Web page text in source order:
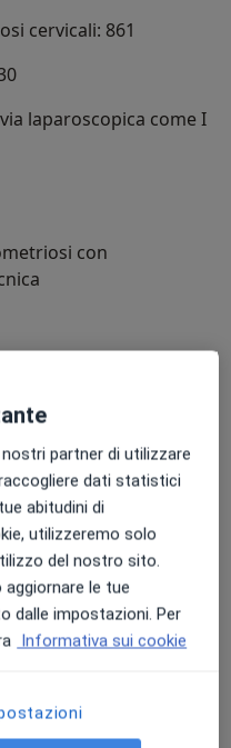
cervicali: 861
laparoscopica come I
con
22
partner di utilizzare
dati statistici
abitudini di
utilizzeremo solo
del nostro sito.
le tue
dalle impostazioni. Per
Informativa sui cookie